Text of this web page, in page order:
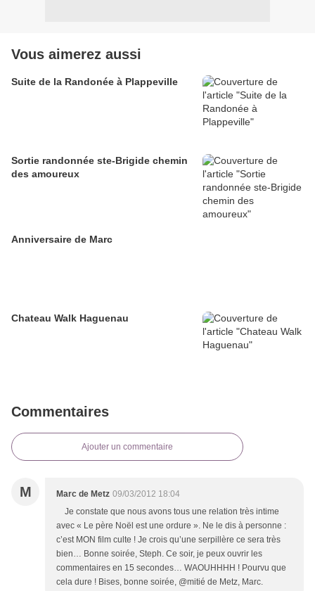
Vous aimerez aussi
Suite de la Randonée à Plappeville
Sortie randonnée ste-Brigide chemin
des amoureux
Anniversaire de Marc
Chateau Walk Haguenau
Commentaires
Ajouter un commentaire
M Marc de Metz 09/03/2012 18:04
Je constate que nous avons tous une relation très intime
avec « Le père Noël est une ordure ». Ne le dis à personne :
c’est MON film culte ! Je crois qu’une serpillère ce sera très
bien… Bonne soirée, Steph. Ce soir, je peux ouvrir les
commentaires en 15 secondes… WAOUHHHH ! Pourvu que
cela dure ! Bises, bonne soirée, @mitié de Metz, Marc.